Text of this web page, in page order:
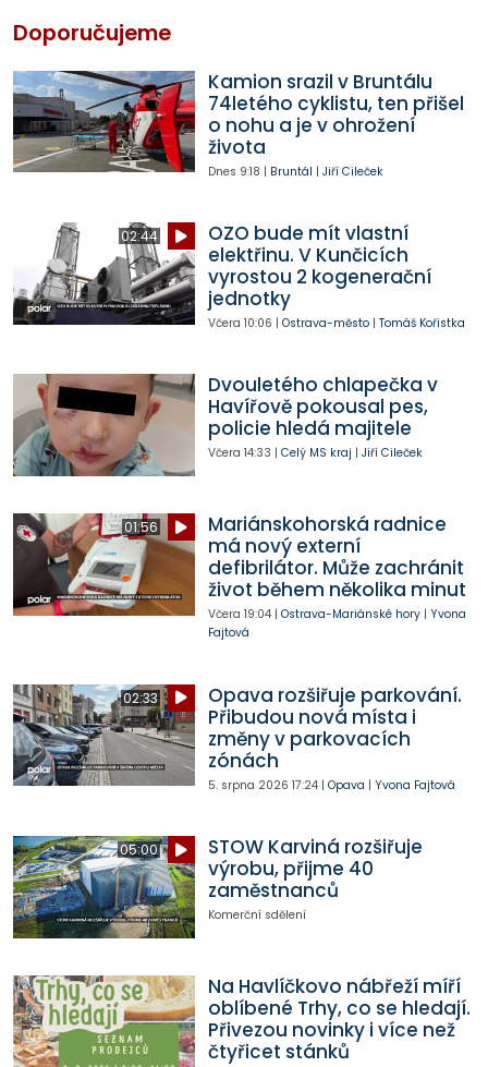
Doporučujeme
Kamion srazil v Bruntálu
74letého cyklistu, ten přišel
o nohu a je v ohrožení
života
Dnes 9:18 | Bruntál | Jiří Cileček
02:44
OZO bude mít vlastní
elektřinu. V Kunčicích
vyrostou 2 kogenerační
jednotky
Včera 10:06 | Ostrava-město| Tomáš Kořistka
Dvouletého chlapečka v
Havířově pokousal pes,
policie hledá majitele
Včera 14:33 | Celý MS kraj | Jiří Cileček
01:56
Mariánskohorská radnice
má nový externí
defibrilátor. Může zachránit
život během několika minut
Včera 19:04| Ostrava-Mariánské hory| Yvona
Fajtová
02:33
Opava rozšiřuje parkování.
Přibudou nová místa i
změny v parkovacích
zónách
5. srpna 2026 17:24| Opava | Yvona Fajtová
05:00
STOW Karviná rozšiřuje
výrobu, přijme 40
zaměstnanců
Komerční sdělení
Na Havlíčkovo nábřeží míří
oblíbené Trhy, co se hledají.
Přivezou novinky i více než
čtyřicet stánků